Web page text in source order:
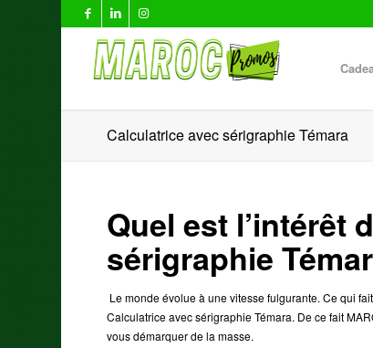
Calculatrice avec sérigraphie Témara
Quel est l’intérêt
sérigraphie
Le monde évolue à une vitesse fulgurante. Ce qui
Calculatrice avec sérigraphie Témara. De ce fait
vous démarquer de la masse.